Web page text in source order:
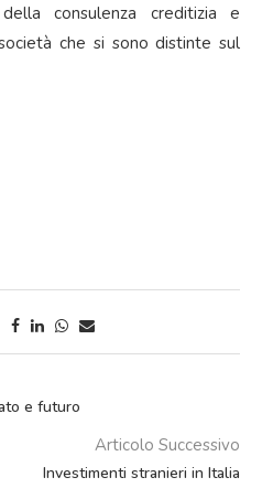
consulenza creditizia e
che si sono distinte sul
e futuro
Articolo Successivo
Investimenti stranieri in Italia